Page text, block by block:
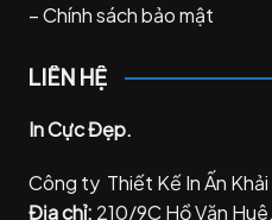
–Chính sách bảo mật
LIÊN HỆ
In Cực Đẹp.
Công ty Thiết Kế In Ấn
Địa chỉ: 210/9C Hồ Văn